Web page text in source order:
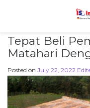
Tepat Beli
Matahari
Posted on July 22, 2022